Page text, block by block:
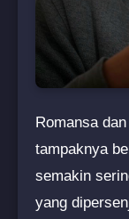
Romansa
tampaknya
semakin
yang